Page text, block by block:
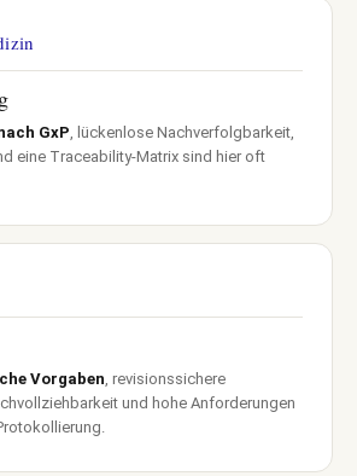
GxP, lückenlose Nachverfolgbarkeit,
eine Traceability-Matrix sind hier oft
Vorgaben, revisionssichere
und hohe Anforderungen